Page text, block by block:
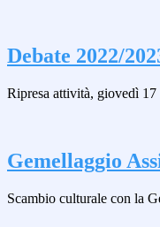
Debate 2022/
Ripresa attività, giovedì
Gemellaggio
Scambio culturale con la